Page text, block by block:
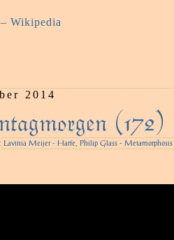
Wikipedia
2014
(172)
Lavinia Meijer - Harfe, Philip Glass - Metamorphosis